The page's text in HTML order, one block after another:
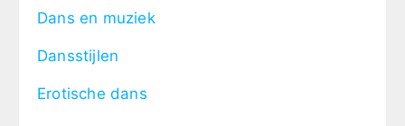
Dans en muziek
Dansstijlen
Erotische dans